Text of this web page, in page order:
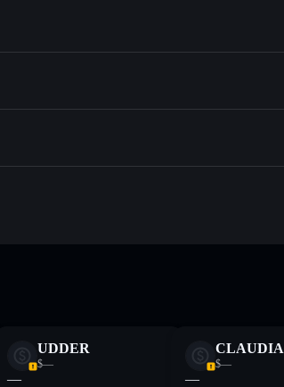
em JOOBI
as carteiras usando o Agregador de
custodial Solflare
UDDER
$—
—
CLAUDIA
$—
—